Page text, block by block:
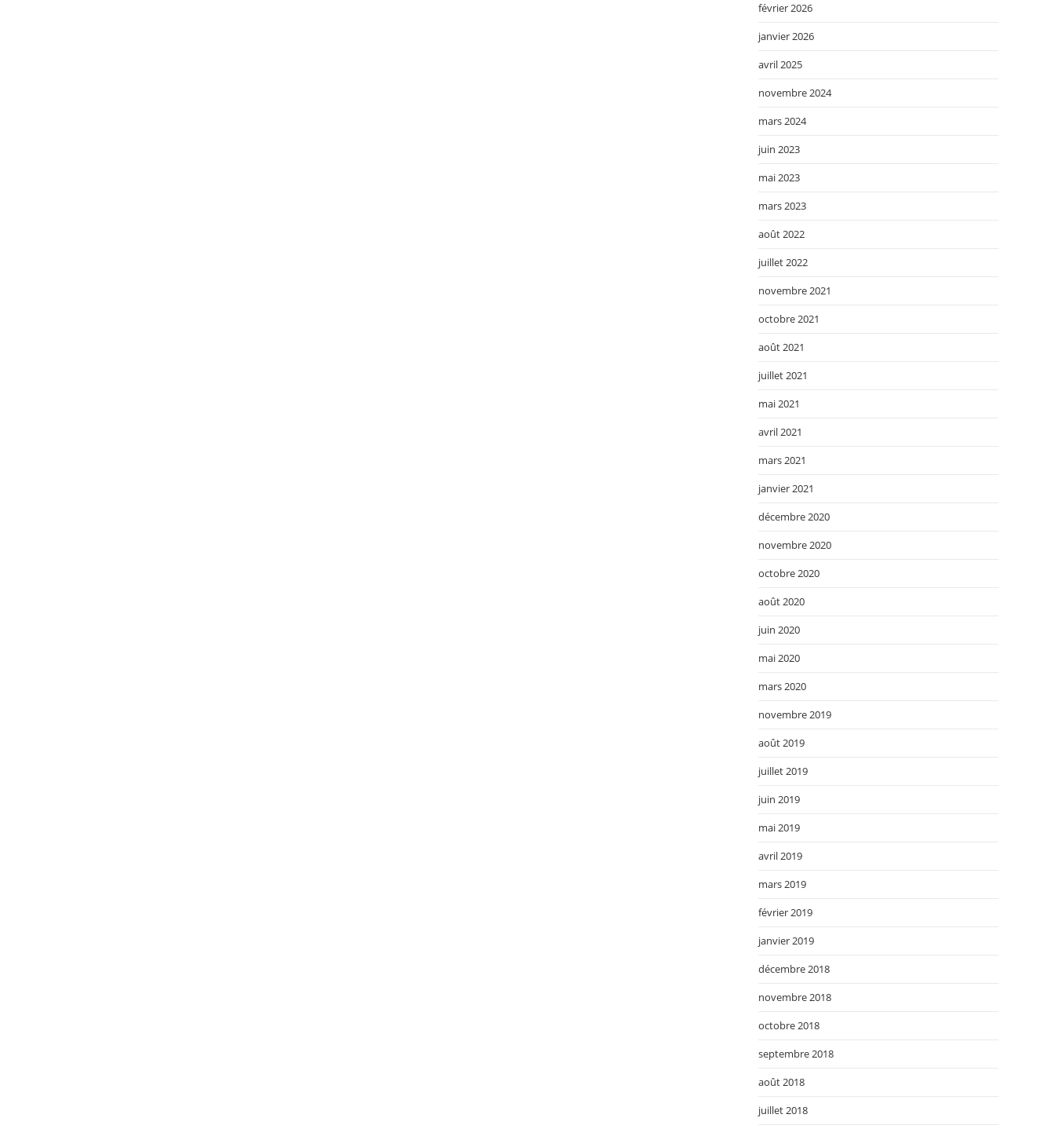
février 2026
janvier 2026
avril 2025
novembre 2024
mars 2024
juin 2023
mai 2023
mars 2023
août 2022
juillet 2022
novembre 2021
octobre 2021
août 2021
juillet 2021
mai 2021
avril 2021
mars 2021
janvier 2021
décembre 2020
novembre 2020
octobre 2020
août 2020
juin 2020
mai 2020
mars 2020
novembre 2019
août 2019
juillet 2019
juin 2019
mai 2019
avril 2019
mars 2019
février 2019
janvier 2019
décembre 2018
novembre 2018
octobre 2018
septembre 2018
août 2018
juillet 2018